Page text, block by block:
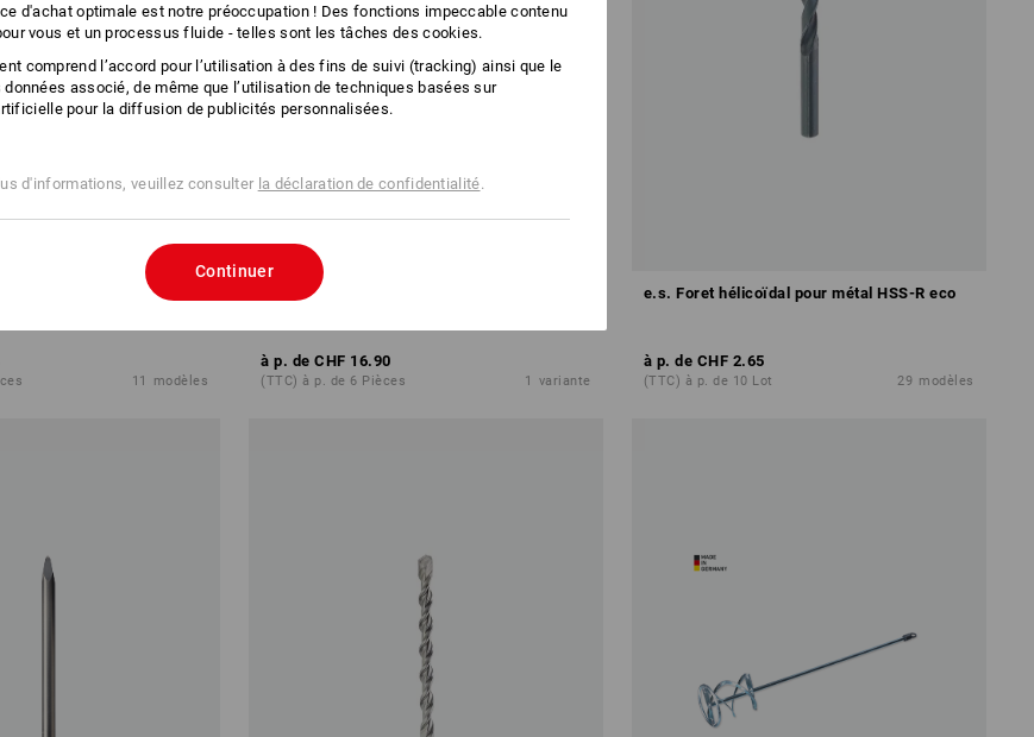
4 tranchants SDS-plus
11 modèles
e.s. Burin pointu SDS-max classic
à p. de CHF 16.90
(TTC) à p. de 6 Pièces 1 variante
e.s. Foret hélicoïdal pour métal HSS-R eco
à p. de CHF 2.65
(TTC) à p. de 10 Lot 29 modèles
d'achat optimale est notre préoccupation ! Des fonctions impeccable contenu
vous et un processus fluide - telles sont les tâches des cookies.
comprend l’accord pour l’utilisation à des fins de suivi (tracking) ainsi que le
associé, de même que l’utilisation de techniques basées sur
pour la diffusion de publicités personnalisées.
d'informations, veuillez consulter la déclaration de confidentialité.
Continuer